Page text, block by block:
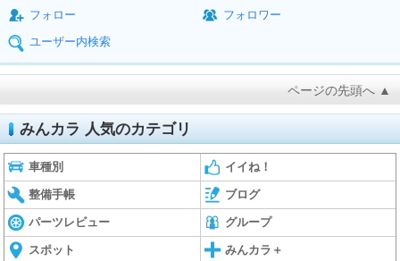
フォロー
フォロワー
ユーザー内検索
ページの先頭へ ▲
みんカラ 人気のカテゴリ
車種別 イイね！
整備手帳 ブログ
パーツレビュー グループ
スポット みんカラ＋